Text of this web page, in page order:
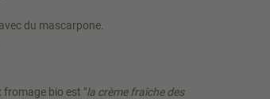
du mascarpone.
fromage bio est "la crème fraîche des